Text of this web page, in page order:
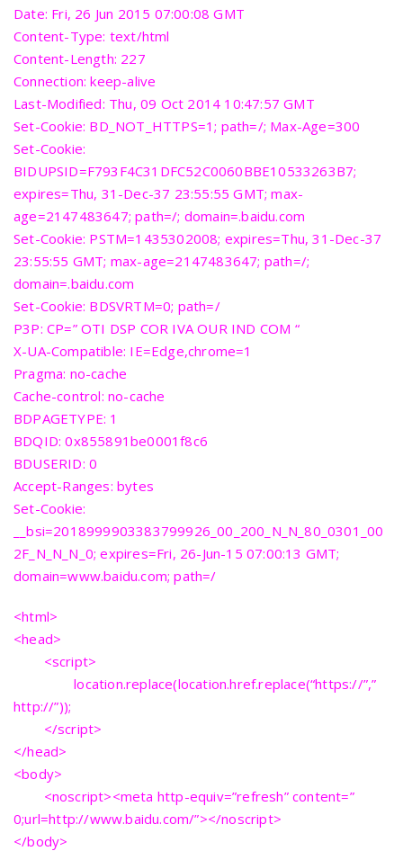
Date: Fri, 26 Jun 2015 07:00:08 GMT
Content-Type: text/html
Content-Length: 227
Connection: keep-alive
Last-Modified: Thu, 09 Oct 2014 10:47:57 GMT
Set-Cookie: BD_NOT_HTTPS=1; path=/; Max-Age=300
Set-Cookie:
BIDUPSID=F793F4C31DFC52C0060BBE10533263B7;
expires=Thu, 31-Dec-37 23:55:55 GMT; max-
age=2147483647; path=/; domain=.baidu.com
Set-Cookie: PSTM=1435302008; expires=Thu, 31-Dec-37
23:55:55 GMT; max-age=2147483647; path=/;
domain=.baidu.com
Set-Cookie: BDSVRTM=0; path=/
P3P: CP=” OTI DSP COR IVA OUR IND COM “
X-UA-Compatible: IE=Edge,chrome=1
Pragma: no-cache
Cache-control: no-cache
BDPAGETYPE: 1
BDQID: 0x855891be0001f8c6
BDUSERID: 0
Accept-Ranges: bytes
Set-Cookie:
__bsi=2018999903383799926_00_200_N_N_80_0301_00
2F_N_N_N_0; expires=Fri, 26-Jun-15 07:00:13 GMT;
domain=www.baidu.com; path=/
<html>
<head>
<script>
location.replace(location.href.replace(“https://”,”
http://”));
</script>
</head>
<body>
<noscript><meta http-equiv=”refresh” content=”
0;url=http://www.baidu.com/”></noscript>
</body>